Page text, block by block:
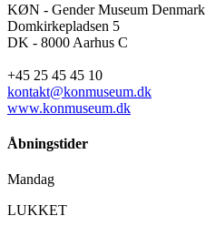
KØN - Gender Museum Denmark
Domkirkepladsen 5
DK - 8000 Aarhus C
+45 25 45 45 10
kontakt@konmuseum.dk
www.konmuseum.dk
Åbningstider
Mandag
LUKKET